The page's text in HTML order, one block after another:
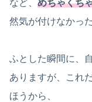
など、 めちゃくち
然気が付けなかっ
ふとした瞬間に、
ありますが、これ
ほうから、